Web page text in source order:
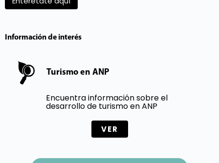
Información de interés
Turismo en ANP
Encuentra información sobre el
desarrollo de turismo en ANP
VER